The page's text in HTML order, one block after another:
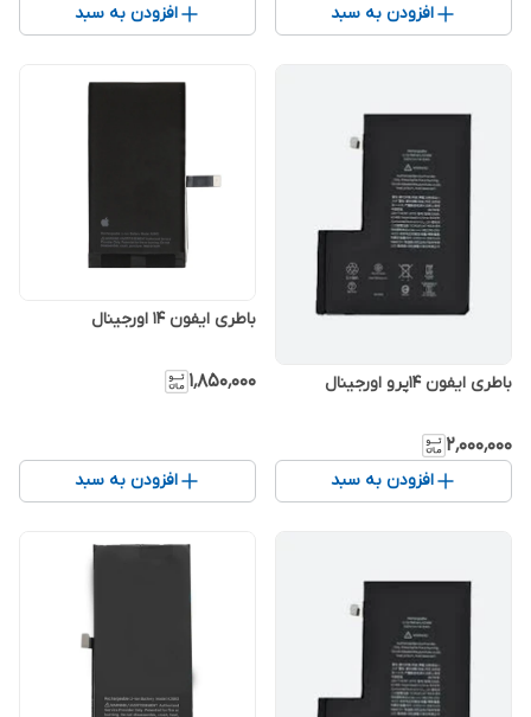
افزودن به سبد افزودن به سبد
باطری ایفون 14پرو اورجینال
۲٬۰۰۰٬۰۰۰
افزودن به سبد
باطری ایفون 14 اورجینال
۱٬۸۵۰٬۰۰۰
افزودن به سبد